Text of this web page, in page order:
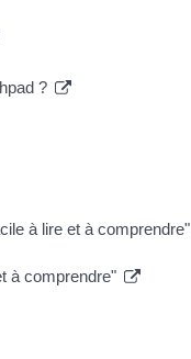
?
à lire et à comprendre"
à comprendre"